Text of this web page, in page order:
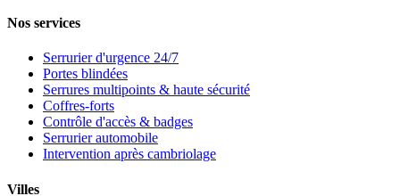
Nos services
Serrurier d'urgence 24/7
Portes blindées
Serrures multipoints & haute sécurité
Coffres-forts
Contrôle d'accès & badges
Serrurier automobile
Intervention après cambriolage
Villes